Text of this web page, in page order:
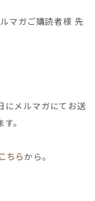
マガご購読者様 先
にメルマガにてお送
。
ちらから。